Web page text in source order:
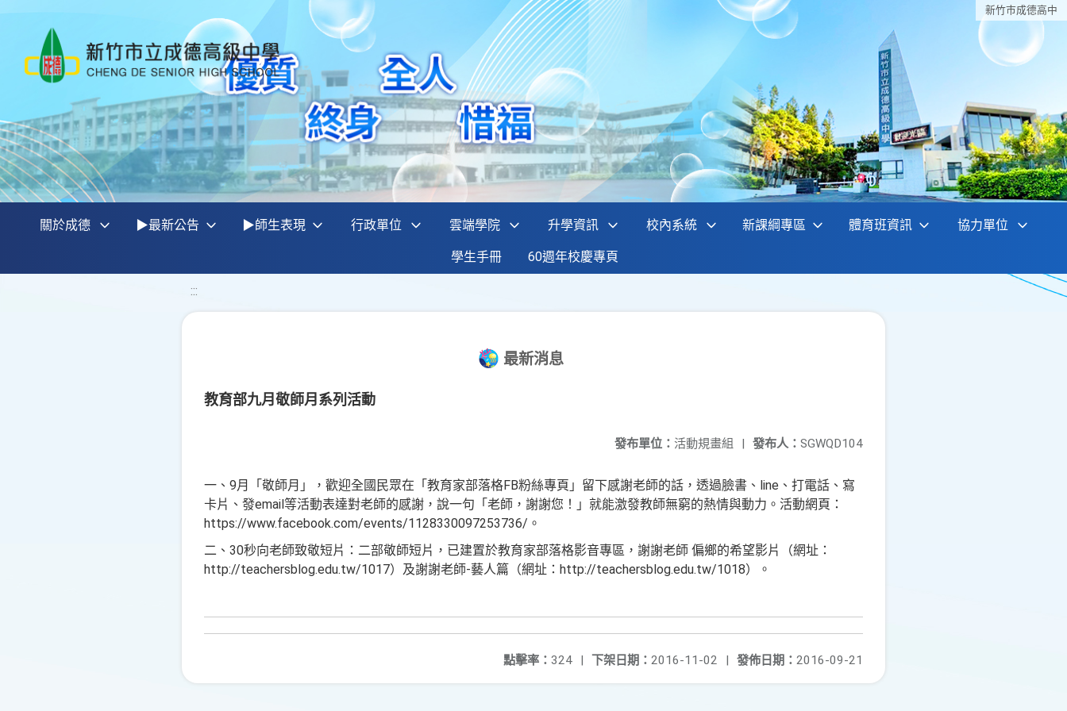
新竹巿成德高中
關於成德 ▶最新公告 ▶師生表現 行政單位 雲端學院 升學資訊 校內系統 新課綱專區 體育班資訊 協力單位
學生手冊 60週年校慶專頁
:::
最新消息
教育部九月敬師月系列活動
發布人： SGWQD104
發布單位： 活動規畫組 |
一、 9月「敬師月」，歡迎全國民眾在「教育家部落格FB粉絲專頁」留下感謝老師的話，透過臉書、line、打電話、寫
卡片、發email等活動表達對老師的感謝，說一句「老師，謝謝您！」就能激發教師無窮的熱情與動力。活動網頁：
https://www.facebook.com/events/1128330097253736/。
二、 30秒向老師致敬短片：二部敬師短片，已建置於教育家部落格影音專區，謝謝老師 偏鄉的希望影片（網址：
http://teachersblog.edu.tw/1017）及謝謝老師-藝人篇（網址：http://teachersblog.edu.tw/1018）。
發佈日期： 2016-09-21
下架日期： 2016-11-02 |
點擊率： 324 |